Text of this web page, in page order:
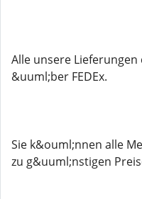
Alle unsere
&uuml;ber FEDEx.
Sie k&ouml;nnen alle
zu g&uuml;nstigen